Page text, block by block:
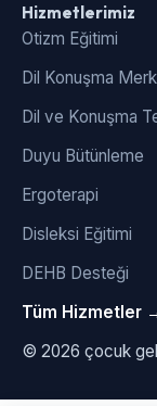
Hizmetlerimiz
Otizm Eğitimi
Dil Konuşma
Dil ve Konuşma
Duyu Bütünleme
Ergoterapi
Disleksi Eğitimi
DEHB Desteği
Tüm Hizmetler
© 2026 çocuk